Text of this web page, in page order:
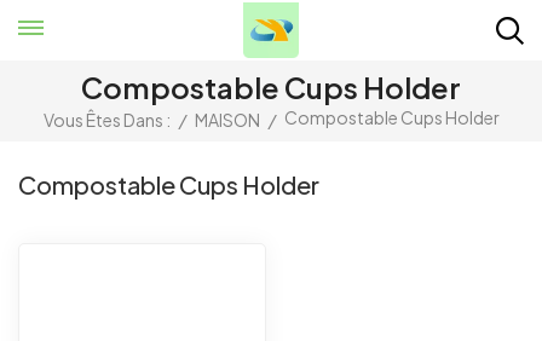
Compostable Cups Holder
Vous Êtes Dans : / MAISON / Compostable Cups Holder
Compostable Cups Holder